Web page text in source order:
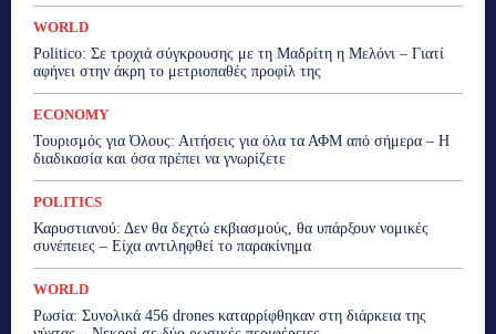
WORLD
Politico: Σε τροχιά σύγκρουσης με τη Μαδρίτη η Μελόνι – Γιατί
αφήνει στην άκρη το μετριοπαθές προφίλ της
ECONOMY
Τουρισμός για Όλους: Αιτήσεις για όλα τα ΑΦΜ από σήμερα – Η
διαδικασία και όσα πρέπει να γνωρίζετε
POLITICS
Καρυστιανού: Δεν θα δεχτώ εκβιασμούς, θα υπάρξουν νομικές
συνέπειες – Είχα αντιληφθεί το παρακίνημα
WORLD
Ρωσία: Συνολικά 456 drones καταρρίφθηκαν στη διάρκεια της